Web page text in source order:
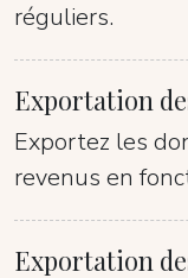
réguliers.
Exportation
Exportez les
revenus en
Exportation